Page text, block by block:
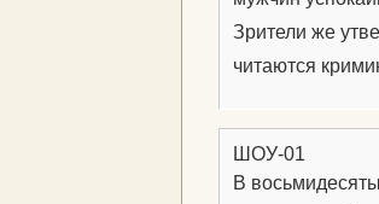
Зрители же
читаются
ШОУ-01
В